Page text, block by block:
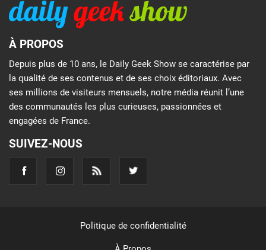
À PROPOS
Depuis plus de 10 ans, le Daily Geek Show se caractérise par
la qualité de ses contenus et de ses choix éditoriaux. Avec
ses millions de visiteurs mensuels, notre média réunit l’une
des communautés les plus curieuses, passionnées et
engagées de France.
SUIVEZ-NOUS
Politique de confidentialité